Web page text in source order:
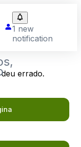
1 new
notification
errado.